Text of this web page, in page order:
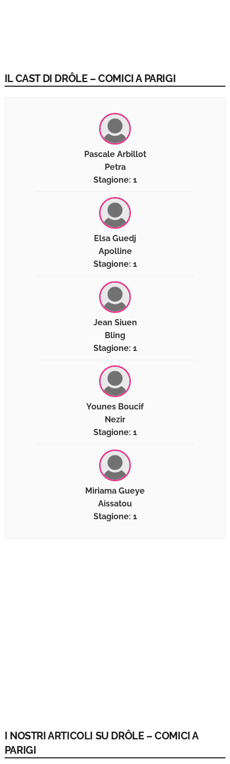
IL CAST DI DRÔLE – COMICI A PARIGI
Pascale Arbillot
Petra
Stagione: 1
Elsa Guedj
Apolline
Stagione: 1
Jean Siuen
Bling
Stagione: 1
Younes Boucif
Nezir
Stagione: 1
Miriama Gueye
Aissatou
Stagione: 1
I NOSTRI ARTICOLI SU DRÔLE – COMICI A
PARIGI